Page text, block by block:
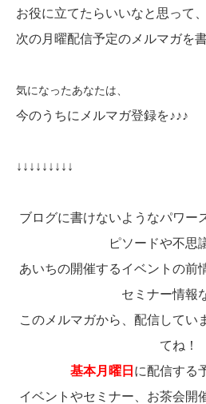
お役に立てたらいいなと思って、
次の月曜配信予定のメルマガを書
気になったあなたは、
今のうちにメルマガ登録を♪♪♪
↓↓↓↓↓↓↓↓↓
ブログに書けないようなパワー
ピソードや不思
あいちの開催するイベントの前
セミナー情報
このメルマガから、配信してい
てね！
基本月曜日 に配信する
イベントやセミナー、お茶会開